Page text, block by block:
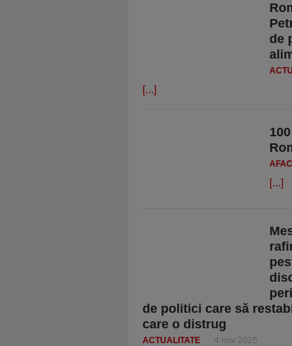
de
[...]
[...]
de politici care să
care o distrug
ACTUALITATE 4 nov 2025